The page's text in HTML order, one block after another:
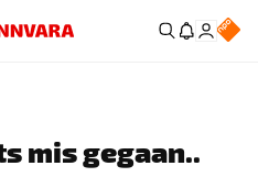
mis gegaan..